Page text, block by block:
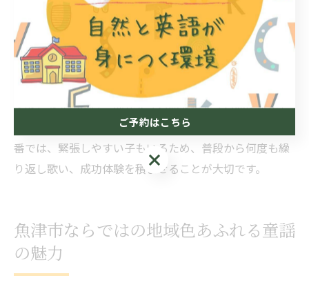
ど、動物や身近なテーマの曲は、子どもたちの関心を引
きつけやすく、集中力を維持しやすいといえます。ま
た、途中で手拍子やジャンプなどを入れることで、飽き
ずに参加できます。
失敗しやすいのは、静かすぎる曲や長すぎる曲を選んで
しまい、途中で気が散ってしまうケースです。発表会本
番では、緊張しやすい子もいるため、普段から何度も繰
り返し歌い、成功体験を積ませることが大切です。
魚津市ならではの地域色あふれる童謡
の魅力
ご予約はこちら
ご予約はこちら